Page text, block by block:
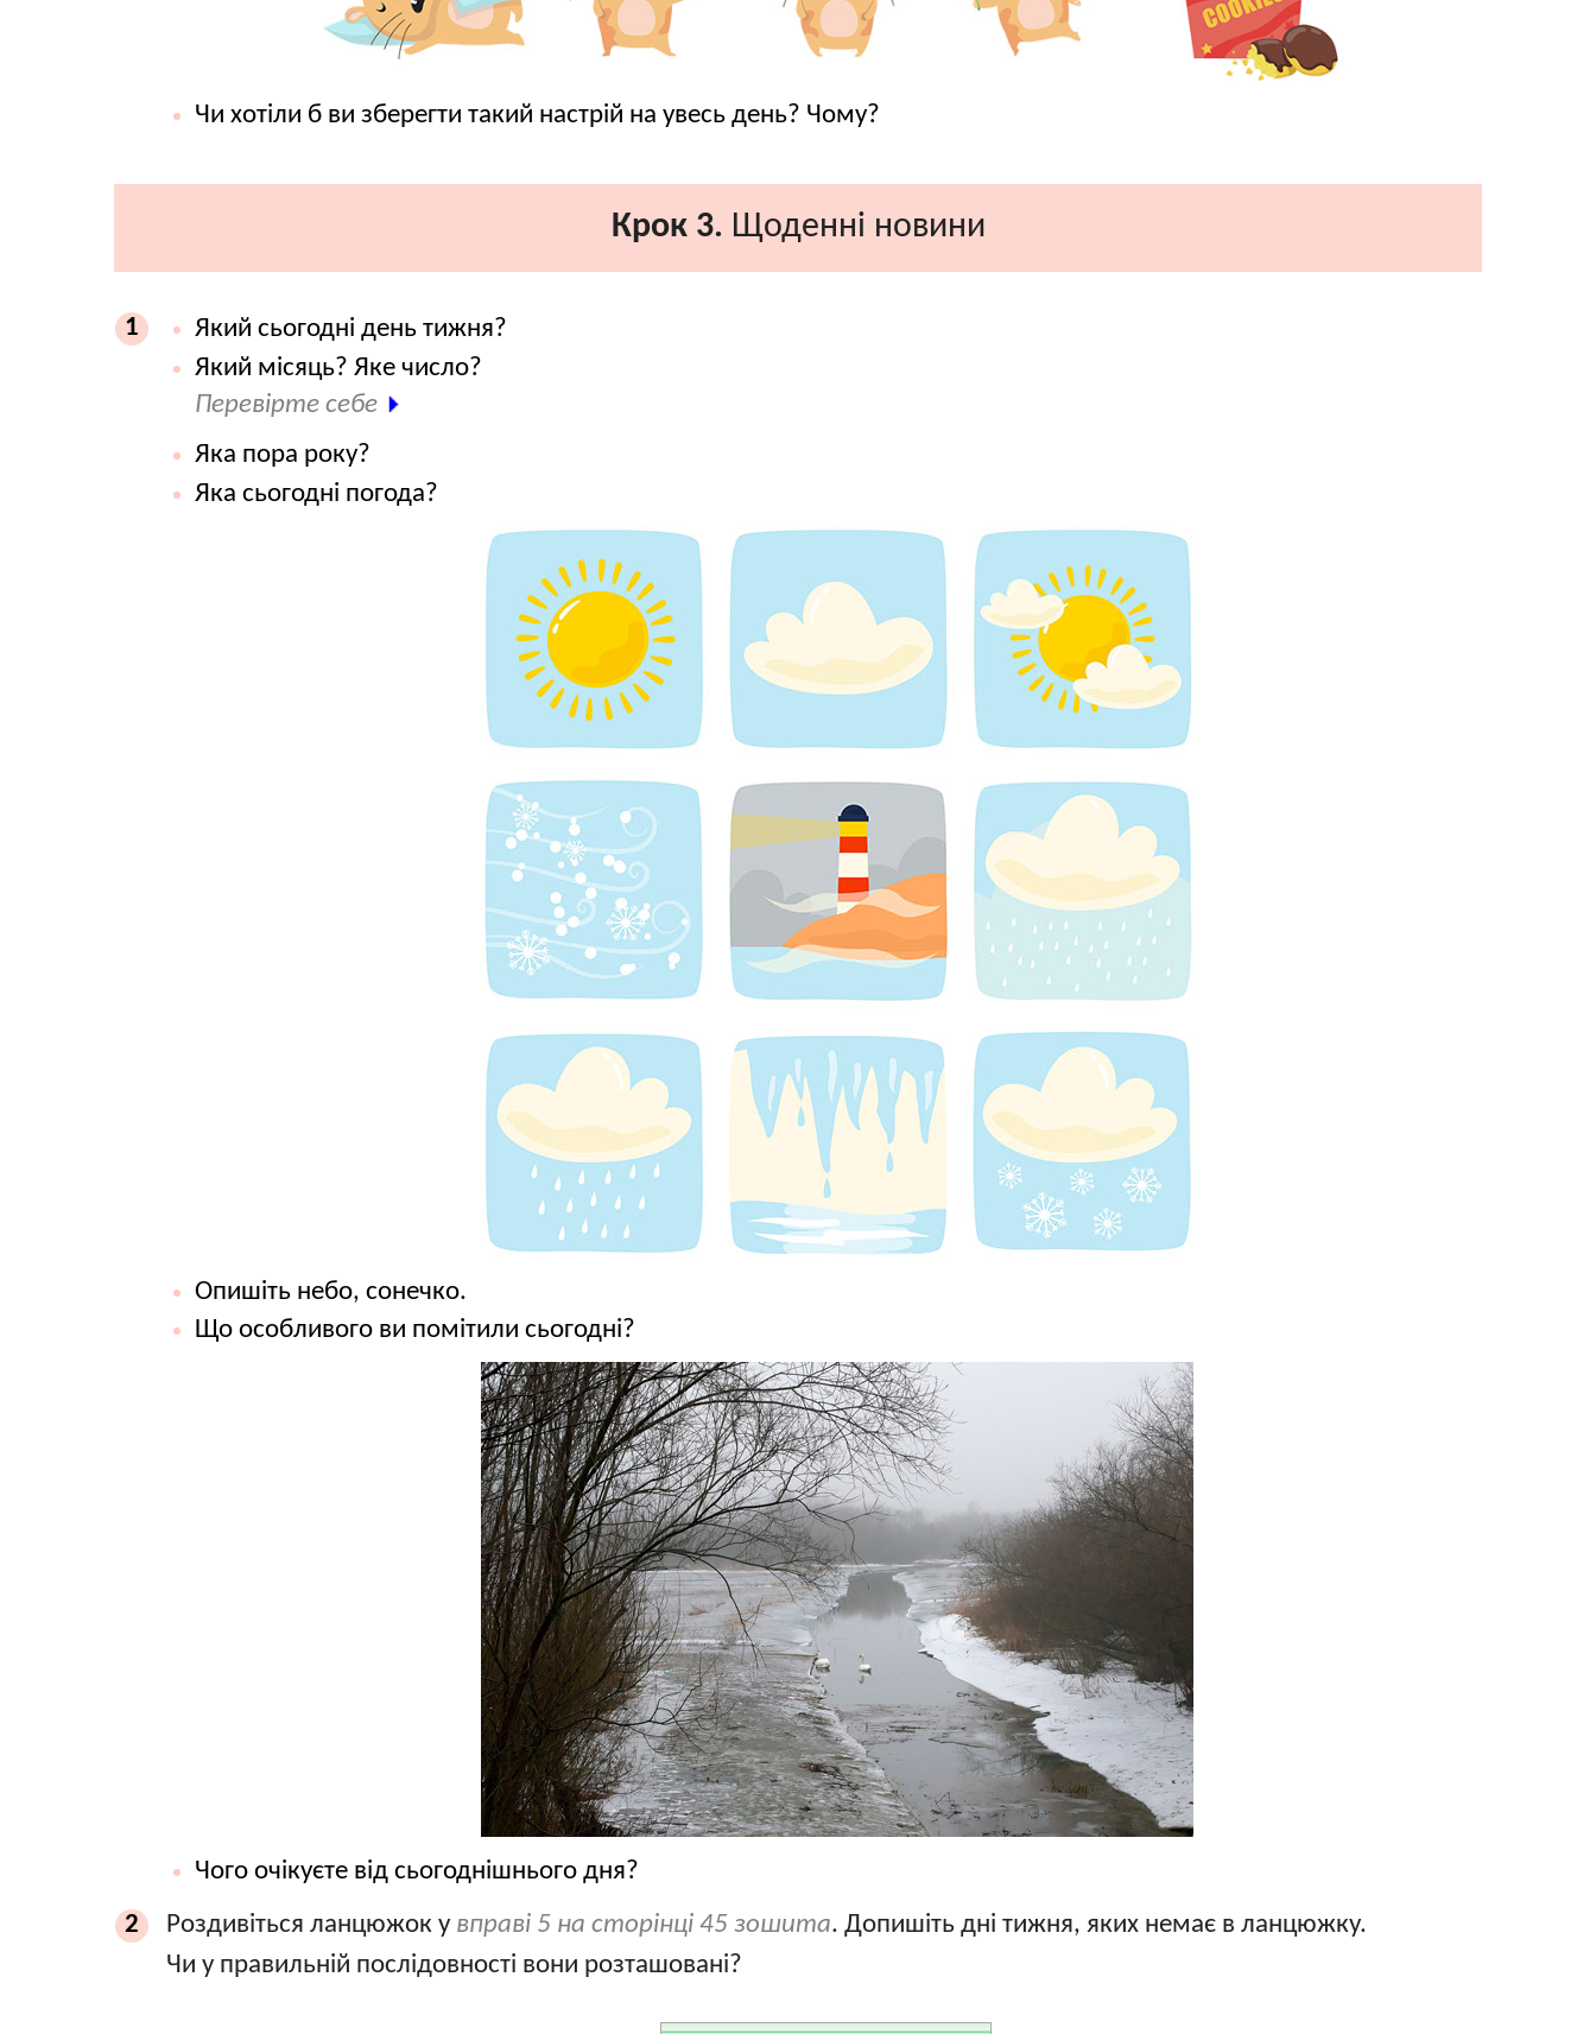
Чи хотіли б ви зберегти такий настрій на увесь день? Чому?
Крок 3. Щоденні новини
1
Який сьогодні день тижня?
Який місяць? Яке число?
Перевірте себе
Яка пора року?
Яка сьогодні погода?
Опишіть небо, сонечко.
Що особливого ви помітили сьогодні?
Чого очікуєте від сьогоднішнього дня?
2
Роздивіться ланцюжок у вправі 5 на сторінці 45 зошита. Допишіть дні тижня, яких немає в ланцюжку.
Чи у правильній послідовності вони розташовані?